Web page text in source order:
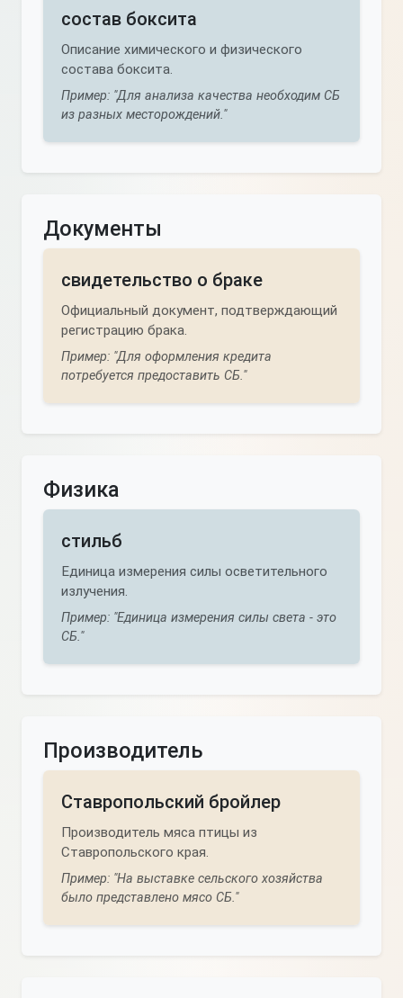
состав боксита
Описание химического и физического
состава боксита.
Пример: "Для анализа качества необходим СБ
из разных месторождений."
Документы
свидетельство о браке
Официальный документ, подтверждающий
регистрацию брака.
Пример: "Для оформления кредита
потребуется предоставить СБ."
Физика
стильб
Единица измерения силы осветительного
излучения.
Пример: "Единица измерения силы света - это
СБ."
Производитель
Ставропольский бройлер
Производитель мяса птицы из
Ставропольского края.
Пример: "На выставке сельского хозяйства
было представлено мясо СБ."